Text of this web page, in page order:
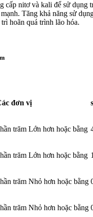
cấp nitơ và kali để sử dụng
Tăng khả năng sử
hoãn quá trình lão hóa.
đơn vị
trăm Lớn hơn hoặc bằng
trăm Lớn hơn hoặc bằng
trăm Nhỏ hơn hoặc bằng
trăm Nhỏ hơn hoặc bằng